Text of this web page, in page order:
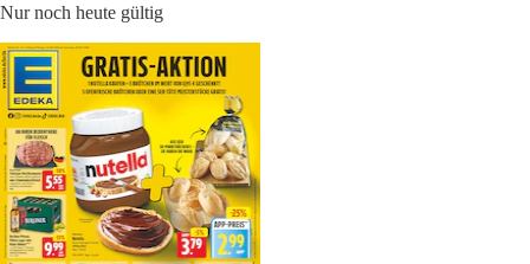
Nur noch heute gültig